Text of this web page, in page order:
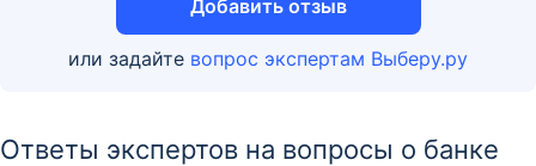
Добавить отзыв
или задайте вопрос экспертам Выберу.ру
Ответы экспертов на вопросы о банке